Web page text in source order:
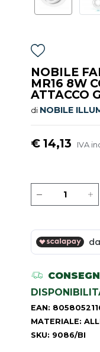
NOBILE
MR16 8W
ATTACCO
di NOBILE
€ 14,13 IVA
EAN:
MATERIALE:
SKU: 9086/BI